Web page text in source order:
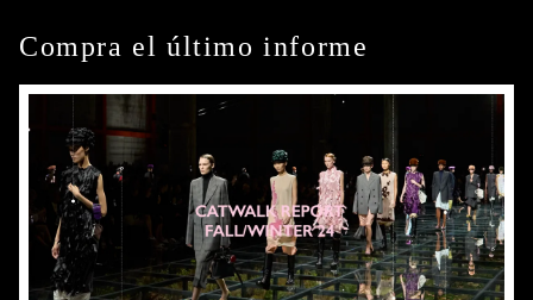
Compra el último informe